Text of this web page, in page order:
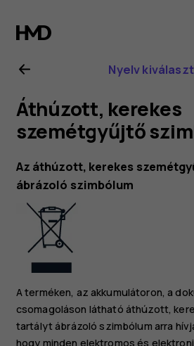
Nokia
4.2
felhasználói
kézikönyv
Nyelv
Áthúzott, kerekes
szemétgyűjtő
Az áthúzott, kerekes
ábrázoló szimbólum
A terméken, az akkumulátoron, a
csomagoláson látható áthúzott,
tartályt ábrázoló szimbólum arra
hogy minden elektromos és